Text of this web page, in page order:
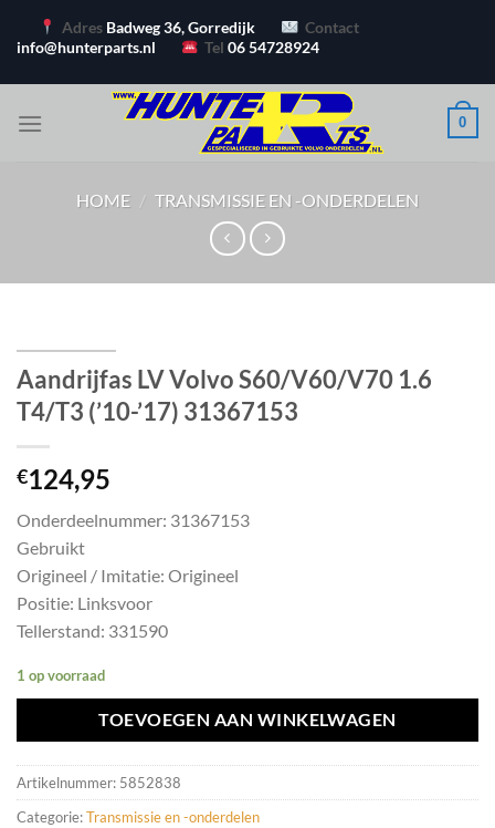
naar
Adres Badweg 36, Gorredijk
Contact
info@hunterparts.nl
Tel06 54728924
0
HOME / TRANSMISSIE EN -ONDERDELEN
Aandrijfas LV Volvo S60/V60/V70 1.6
T4/T3 (’10-’17) 31367153
€124,95
Onderdeelnummer: 31367153
Gebruikt
Origineel / Imitatie: Origineel
Positie: Linksvoor
Tellerstand: 331590
1 op voorraad
TOEVOEGEN AAN WINKELWAGEN
Artikelnummer: 5852838
Categorie:Transmissie en -onderdelen